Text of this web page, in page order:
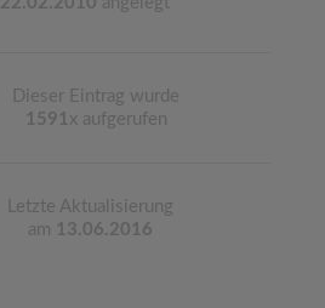
Dieser Eintrag wurde
1591 x aufgerufen
Letzte Aktualisierung
am 13.06.2016